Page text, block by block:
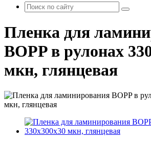
Пленка для
BOPP в рулонах
мкн, глянцевая